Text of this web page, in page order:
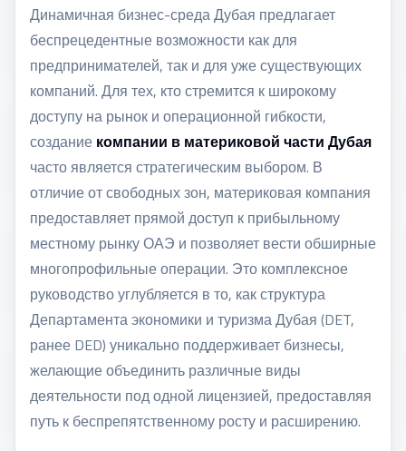
Динамичная бизнес-среда Дубая предлагает
беспрецедентные возможности как для
предпринимателей, так и для уже существующих
компаний. Для тех, кто стремится к широкому
доступу на рынок и операционной гибкости,
созданиекомпании в материковой части Дубая
часто является стратегическим выбором. В
отличие от свободных зон, материковая компания
предоставляет прямой доступ к прибыльному
местному рынку ОАЭ и позволяет вести обширные
многопрофильные операции. Это комплексное
руководство углубляется в то, как структура
Департамента экономики и туризма Дубая (DET,
ранее DED) уникально поддерживает бизнесы,
желающие объединить различные виды
деятельности под одной лицензией, предоставляя
путь к беспрепятственному росту и расширению.